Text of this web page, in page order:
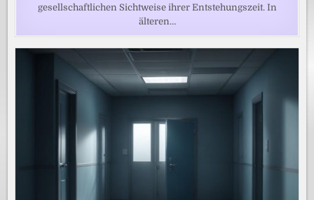
gesellschaftlichen Sichtweise ihrer Entstehungszeit. In
älteren…